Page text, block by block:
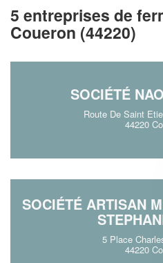
5 entreprises de
Coueron (44220)
SOCIÉTÉ
Route De Saint
44220
SOCIÉTÉ ARTISAN
5 Place
44220
Augmentez
vosmarges
nouveaux